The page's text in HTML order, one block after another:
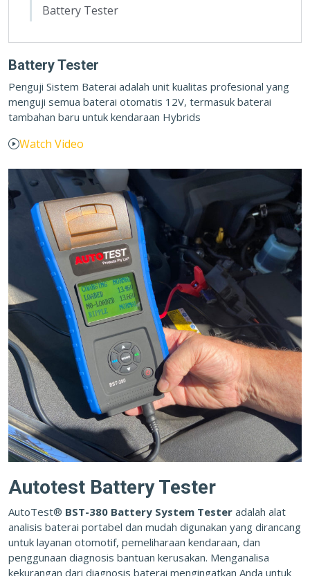
Battery Tester
Battery Tester
Penguji Sistem Baterai adalah unit kualitas profesional yang
menguji semua baterai otomatis 12V, termasuk baterai
tambahan baru untuk kendaraan Hybrids
Watch Video
Autotest Battery Tester
AutoTest® BST-380 Battery System Tester adalah alat
analisis baterai portabel dan mudah digunakan yang dirancang
untuk layanan otomotif, pemeliharaan kendaraan, dan
penggunaan diagnosis bantuan kerusakan. Menganalisa
kekurangan dari diagnosis baterai mengingatkan Anda untuk